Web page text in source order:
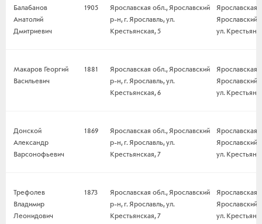
Балабанов
Анатолий
Дмитриевич
1905
Ярославская обл., Ярославский
р-н, г. Ярославль, ул.
Крестьянская, 5
Ярославская
Ярославский
ул.
Макаров Георгий
Васильевич
1881
Ярославская обл., Ярославский
р-н, г. Ярославль, ул.
Крестьянская, 6
Ярославская
Ярославский
ул.
Донской
Александр
Варсонофьевич
1869
Ярославская обл., Ярославский
р-н, г. Ярославль, ул.
Крестьянская, 7
Ярославская
Ярославский
ул.
Трефолев
Владимир
Леонидович
1873
Ярославская обл., Ярославский
р-н, г. Ярославль, ул.
Крестьянская, 7
Ярославская
Ярославский
ул.